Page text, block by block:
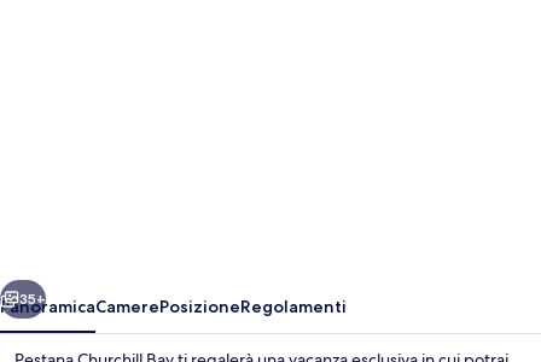
Avanti
35+
PanoramicaCamerePosizioneRegolamenti